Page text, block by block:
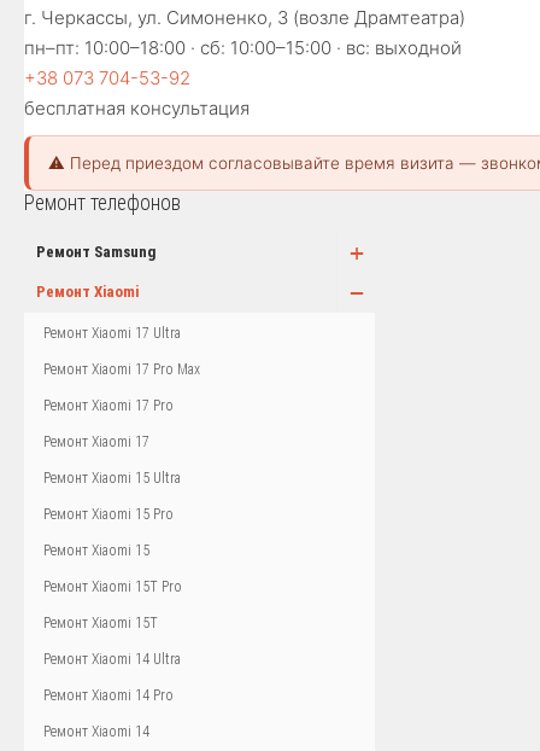
г. Черкассы, ул. Симоненко, 3 (возле Драмтеатра)
пн–пт: 10:00–18:00 · сб: 10:00–15:00 · вс: выходной
+38 073 704-53-92
бесплатная консультация
⚠️ Перед приездом согласовывайте время визита —
Ремонт телефонов
Ремонт Samsung +
Ремонт Xiaomi −
Ремонт Xiaomi 17 Ultra
Ремонт Xiaomi 17 Pro Max
Ремонт Xiaomi 17 Pro
Ремонт Xiaomi 17
Ремонт Xiaomi 15 Ultra
Ремонт Xiaomi 15 Pro
Ремонт Xiaomi 15
Ремонт Xiaomi 15T Pro
Ремонт Xiaomi 15T
Ремонт Xiaomi 14 Ultra
Ремонт Xiaomi 14 Pro
Ремонт Xiaomi 14